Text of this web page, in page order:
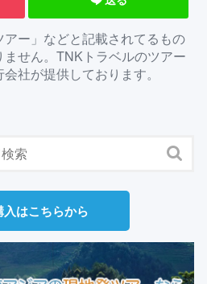
アー」などと記載されてるもの
せん。TNKトラベルのツアー
社が提供しております。
はこちらから